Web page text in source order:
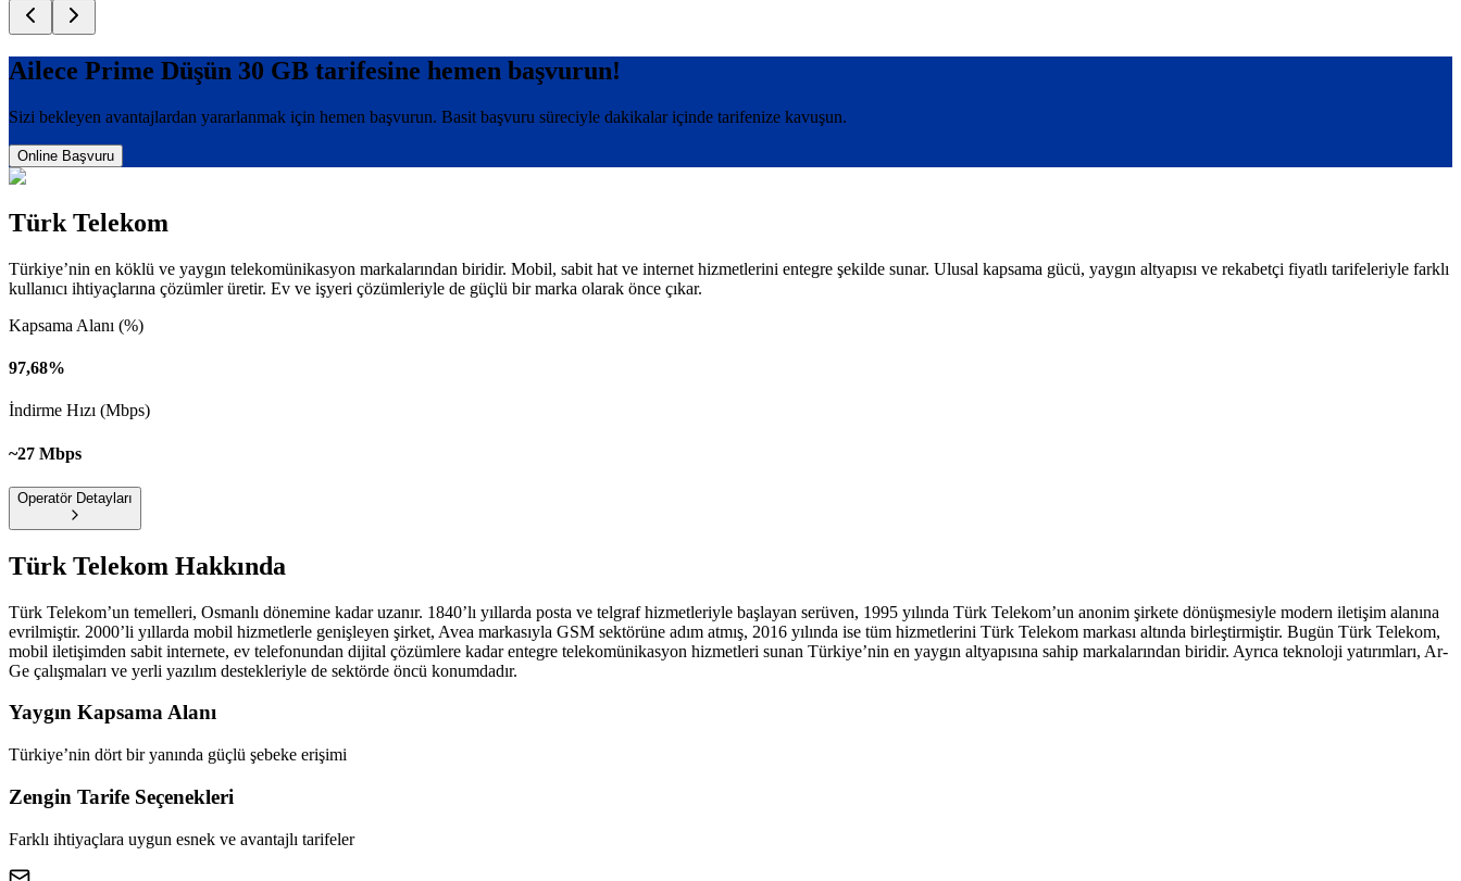
Ailece Prime Düşün 30 GB tarifesine hemen başvurun!
Sizi bekleyen avantajlardan yararlanmak için hemen başvurun. Basit başvuru süreciyle dakikalar içinde tarifenize kavuşun.
Online Başvuru
Türk Telekom
Türkiye’nin en köklü ve yaygın telekomünikasyon markalarından biridir. Mobil, sabit hat ve internet hizmetlerini entegre şekilde sunar. Ulusal kapsama gücü, yaygın altyapısı ve rekabetçi fiyatlı tarifeleriyle farklı
kullanıcı ihtiyaçlarına çözümler üretir. Ev ve işyeri çözümleriyle de güçlü bir marka olarak önce çıkar.
Kapsama Alanı (%)
97,68%
İndirme Hızı (Mbps)
~27 Mbps
Operatör Detayları
Türk Telekom Hakkında
Türk Telekom’un temelleri, Osmanlı dönemine kadar uzanır. 1840’lı yıllarda posta ve telgraf hizmetleriyle başlayan serüven, 1995 yılında Türk Telekom’un anonim şirkete dönüşmesiyle modern iletişim alanına
evrilmiştir. 2000’li yıllarda mobil hizmetlerle genişleyen şirket, Avea markasıyla GSM sektörüne adım atmış, 2016 yılında ise tüm hizmetlerini Türk Telekom markası altında birleştirmiştir. Bugün Türk Telekom,
mobil iletişimden sabit internete, ev telefonundan dijital çözümlere kadar entegre telekomünikasyon hizmetleri sunan Türkiye’nin en yaygın altyapısına sahip markalarından biridir. Ayrıca teknoloji yatırımları, Ar-
Ge çalışmaları ve yerli yazılım destekleriyle de sektörde öncü konumdadır.
Yaygın Kapsama Alanı
Türkiye’nin dört bir yanında güçlü şebeke erişimi
Zengin Tarife Seçenekleri
Farklı ihtiyaçlara uygun esnek ve avantajlı tarifeler